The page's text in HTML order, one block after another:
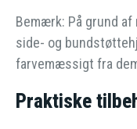
Bemærk: På grund
side- og
farvemæssigt fra
Praktiske